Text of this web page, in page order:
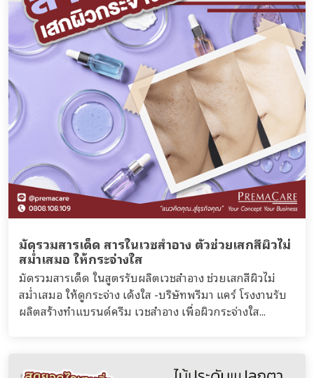
มัดรวมสารเด็ด สารในเวชสำอาง ตัวช่วยเสกสีผิวไม่
สม่ำเสมอ ให้กระจ่างใส
มัดรวมสารเด็ด ในสูตรรับผลิตเวชสำอาง ช่วยเสกสีผิวไม่
สม่ำเสมอ ให้ดูกระจ่าง เด้งใส -บริษัทพรีมา แคร์ โรงงานรับ
ผลิตสร้างทำแบรนด์ครีม เวชสำอาง เพื่อผิวกระจ่างใส...